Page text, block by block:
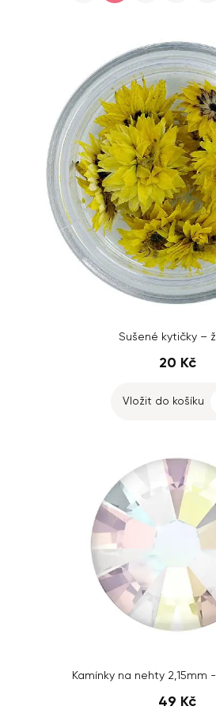
Sušené kytičky –
20 Kč
Vložit do košíku
Kamínky na nehty 2,15mm
49 Kč